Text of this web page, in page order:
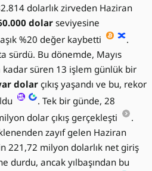
dolarlık zirveden Haziran
dolar seviyesine
%20 değer kaybetti
.
sürdü. Bu dönemde, Mayıs
kadar süren 13 işlem günlük bir
dolar çıkış yaşandı ve bu, rekor
. Tek bir günde, 28
dolar çıkış gerçekleşti
.
zayıf gelen Haziran
221,72 milyon dolarlık net giriş
durdu, ancak yılbaşından bu